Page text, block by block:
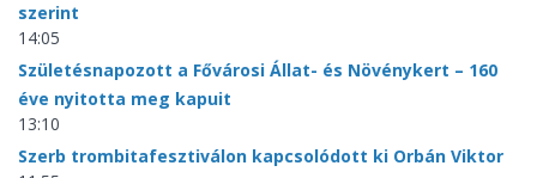
szerint
14:05
Születésnapozott a Fővárosi Állat- és Növénykert – 160
éve nyitotta meg kapuit
13:10
Szerb trombitafesztiválon kapcsolódott ki Orbán Viktor